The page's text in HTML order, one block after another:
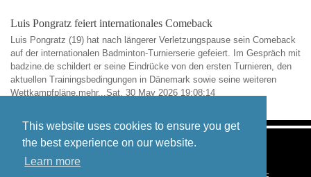
This website uses cookies to ensure you get
the best experience on our website.
Learn more
Luis Pongratz feiert internationales Comeback
Luis Pongratz (19) hat nach längerer Verletzungspause sein Comeback
auf der internationalen Badminton-Turnierserie gefeiert. Im Gespräch mit
badzine.de schildert er seine Eindrücke von den ersten Turnieren, den
aktuellen Trainingsbedingungen in Dänemark sowie seine weiteren
Wettkampfpläne.mehr...Sat, 30 May 2026 19:08:14